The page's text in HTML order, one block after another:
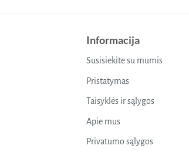
Informacija
Susisiekite su mumis
Pristatymas
Taisyklės ir sąlygos
Apie mus
Privatumo sąlygos